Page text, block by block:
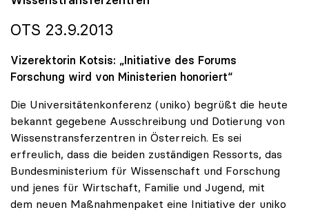
OTS 23.9.2013
Vizerektorin Kotsis: „Initiative des Forums
Forschung wird von Ministerien honoriert“
Die Universitätenkonferenz (uniko) begrüßt die heute
bekannt gegebene Ausschreibung und Dotierung von
Wissenstransferzentren in Österreich. Es sei
erfreulich, dass die beiden zuständigen Ressorts, das
Bundesministerium für Wissenschaft und Forschung
und jenes für Wirtschaft, Familie und Jugend, mit
dem neuen Maßnahmenpaket eine Initiative der uniko